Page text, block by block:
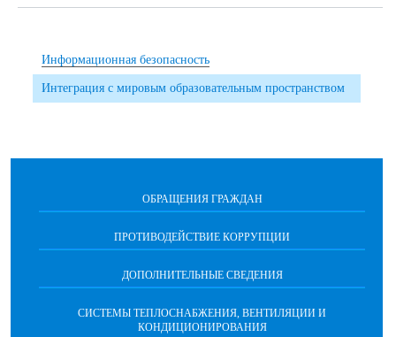
Информационная безопасность
Интеграция с мировым образовательным пространством
ОБРАЩЕНИЯ ГРАЖДАН
ПРОТИВОДЕЙСТВИЕ КОРРУПЦИИ
ДОПОЛНИТЕЛЬНЫЕ СВЕДЕНИЯ
СИСТЕМЫ ТЕПЛОСНАБЖЕНИЯ, ВЕНТИЛЯЦИИ И
КОНДИЦИОНИРОВАНИЯ